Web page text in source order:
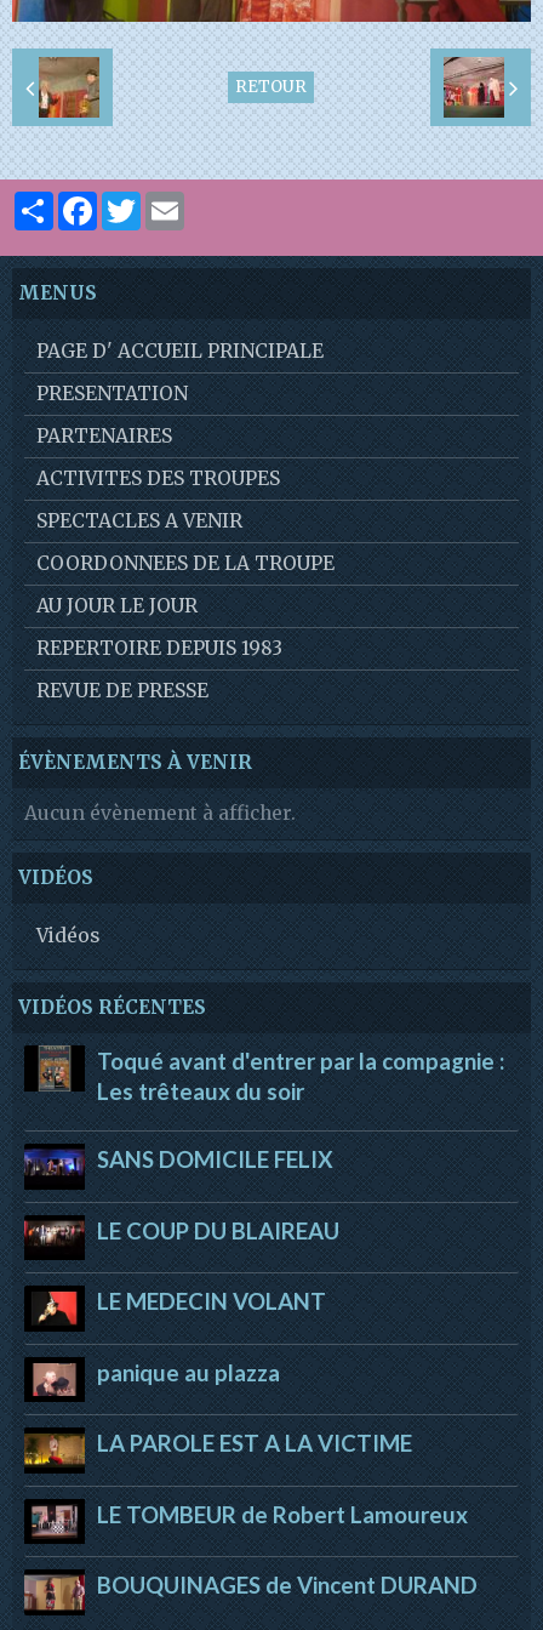
RETOUR
PartagerFacebook
Twitter
MENUS
PAGE D' ACCUEIL PRINCIPALE
PRESENTATION
PARTENAIRES
ACTIVITES DES TROUPES
SPECTACLES A VENIR
COORDONNEES DE LA TROUPE
AU JOUR LE JOUR
REPERTOIRE DEPUIS 1983
REVUE DE PRESSE
ÉVÈNEMENTS À VENIR
Aucun évènement à afficher.
VIDÉOS
Vidéos
VIDÉOS RÉCENTES
Toqué avant d'entrer par la compagnie :
Les trêteaux du soir
SANS DOMICILE FELIX
LE COUP DU BLAIREAU
LE MEDECIN VOLANT
panique au plazza
LA PAROLE EST A LA VICTIME
LE TOMBEUR de Robert Lamoureux
BOUQUINAGES de Vincent DURAND